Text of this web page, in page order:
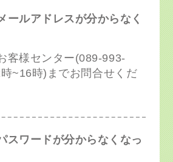
ールアドレスが分からなく
客様センター(089-993-
~16時)までお問合せくだ
スワードが分からなくなっ